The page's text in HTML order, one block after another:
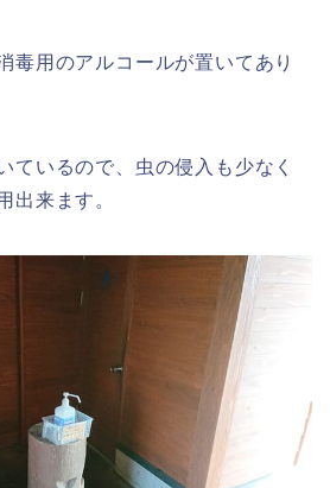
毒用のアルコールが置いてあり
ているので、虫の侵入も少なく
出来ます。